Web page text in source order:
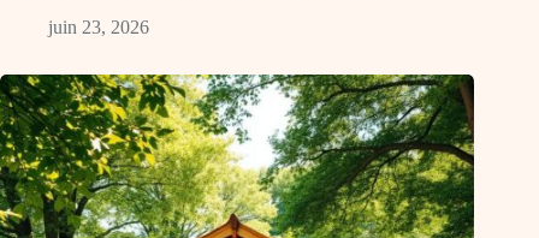
juin 23, 2026